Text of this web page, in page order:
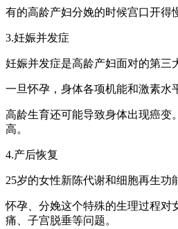
有的高龄产妇分娩的时候宫口开得
3.妊娠并发症
妊娠并发症是高龄产妇面对的第三
一旦怀孕，身体各项机能和激素水
高龄生育还可能导致身体出现癌变
高。
4.产后恢复
25岁的女性新陈代谢和细胞再生功
怀孕、分娩这个特殊的生理过程对
痛、子宫脱垂等问题。